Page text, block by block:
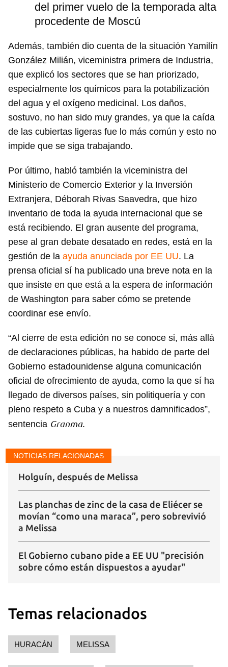
del primer vuelo de la temporada alta
procedente de Moscú
Además, también dio cuenta de la situación Yamilín
González Milián, viceministra primera de Industria,
que explicó los sectores que se han priorizado,
especialmente los químicos para la potabilización
del agua y el oxígeno medicinal. Los daños,
sostuvo, no han sido muy grandes, ya que la caída
de las cubiertas ligeras fue lo más común y esto no
impide que se siga trabajando.
Por último, habló también la viceministra del
Ministerio de Comercio Exterior y la Inversión
Extranjera, Déborah Rivas Saavedra, que hizo
inventario de toda la ayuda internacional que se
está recibiendo. El gran ausente del programa,
pese al gran debate desatado en redes, está en la
gestión de la ayuda anunciada por EE UU. La
prensa oficial sí ha publicado una breve nota en la
que insiste en que está a la espera de información
de Washington para saber cómo se pretende
coordinar ese envío.
“Al cierre de esta edición no se conoce si, más allá
de declaraciones públicas, ha habido de parte del
Gobierno estadounidense alguna comunicación
oficial de ofrecimiento de ayuda, como la que sí ha
llegado de diversos países, sin politiquería y con
pleno respeto a Cuba y a nuestros damnificados”,
sentencia Granma.
NOTICIAS RELACIONADAS
Holguín, después de Melissa
Las planchas de zinc de la casa de Eliécer se
movían “como una maraca”, pero sobrevivió
a Melissa
El Gobierno cubano pide a EE UU "precisión
sobre cómo están dispuestos a ayudar"
Temas relacionados
HURACÁN MELISSA